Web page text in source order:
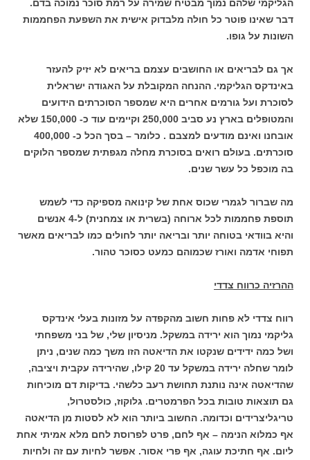
הגליקמי שלהם נמוך מבטיח שמירה על רמת סוכר נמוכה בדם.
דבר שאינו פוטר כל חולה מלבדוק אישית את השפעת הפחממות
השונות על גופו.
אך גם לבריאים או החושבים עצמם בריאים לא יזיק להעזר
באינדקס הגליקמי. ההנחה המקובלת על האגודה ישראלית
לסוכרת ועל גורמים אחרים היא שמספר הסוכרתים הידועים
והמטופלים בארץ נע סביב 250,000 וקיימים עוד כ- 150,000 שלא
אובחנו ואינם מודעים למצבם . כלומר – בסך הכל כ- 400,000
סוכרתים. בעולם רואים בסוכרת מחלה מגפתית שמספר הלוקים
בה מוכפל כל עשר שנים.
מה שברור לגמרי שכוס אחת של קינואה מספיקה כדי לשמש
תוספת פחממות לכל ארוחה (בשרית או צמחנית) ל-4 אנשים
והיא בוודאי בטוחה יותר ובריאה יותר לחולים כמו לבריאים מאשר
תפוחי אדמה ואורז שכמוהם כמעט כסוכר טהור.
ההרזיה כרווח צדדי
רווח צדדי לא פחות חשוב מהקפדה על מזונות בעלי אינדקס
גליקמי נמוך הוא ירידה במשקל. מניסיון שלי, של בני משפחתי
ושל כמה ידידים שנקטו את הדיאטה הזו משך כמה שנים, ניתן
לומר שחלה ירידה במשקל עד 20 קילו, שהירידה עקבית ויציבה,
שהדיאטה אינה נותנת תחושת רעב כלשהי. בדיקות דם מוכיחות
גם תוצאות טובות בכל הפרמטרים. גלוקוז, כולסטרול,
טריגליצרידים וכדומה. החשוב ביותר הוא לא לסטות מן הדיאטה
אף כמלוא הנימה – אף לחם, פרט לפרוסת לחם מלא אמיתי אחת
ליום. אף חתיכת עוגה, אף פרי אסור. אפשר לחיות עם זה ולחיות